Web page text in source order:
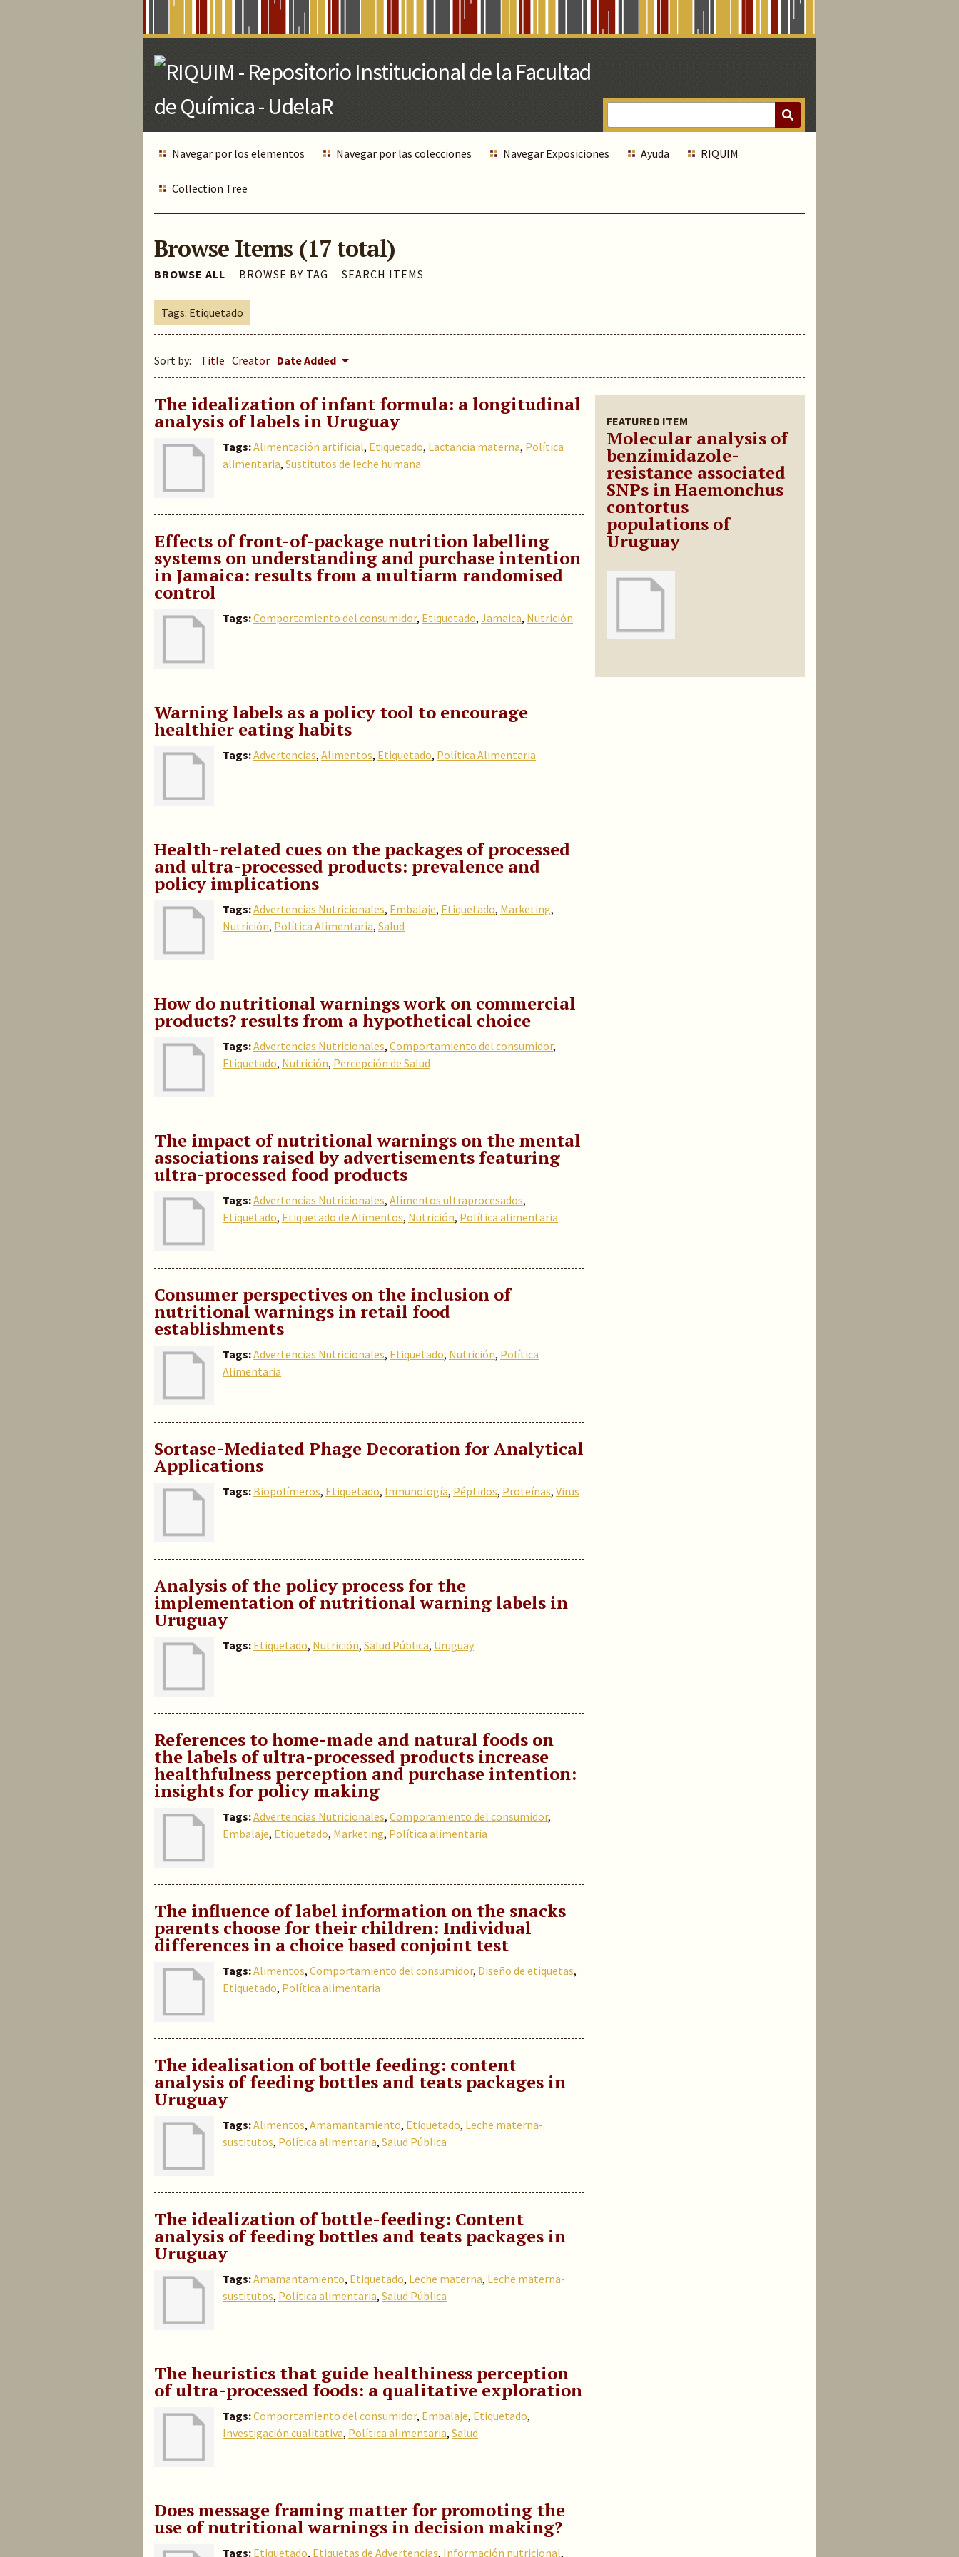
Navegar por los elementos Navegar por las colecciones Navegar Exposiciones Ayuda RIQUIM
Collection Tree
Browse Items (17 total)
BROWSE ALL BROWSE BY TAG SEARCH ITEMS
Tags: Etiquetado
Sort by: Title Creator Date Added
FEATURED ITEM
Molecular analysis of
benzimidazole-
resistance associated
SNPs in Haemonchus
contortus
populations of
Uruguay
The idealization of infant formula: a longitudinal
analysis of labels in Uruguay
Tags:Alimentación artificial, Etiquetado, Lactancia materna, Política
alimentaria, Sustitutos de leche humana
Effects of front-of-package nutrition labelling
systems on understanding and purchase intention
in Jamaica: results from a multiarm randomised
control
Tags:Comportamiento del consumidor, Etiquetado, Jamaica, Nutrición
Warning labels as a policy tool to encourage
healthier eating habits
Tags:Advertencias, Alimentos, Etiquetado, Política Alimentaria
Health-related cues on the packages of processed
and ultra-processed products: prevalence and
policy implications
Tags:Advertencias Nutricionales, Embalaje, Etiquetado, Marketing,
Nutrición, Política Alimentaria, Salud
How do nutritional warnings work on commercial
products? results from a hypothetical choice
Tags:Advertencias Nutricionales, Comportamiento del consumidor,
Etiquetado, Nutrición, Percepción de Salud
The impact of nutritional warnings on the mental
associations raised by advertisements featuring
ultra-processed food products
Tags:Advertencias Nutricionales, Alimentos ultraprocesados,
Etiquetado, Etiquetado de Alimentos, Nutrición, Política alimentaria
Consumer perspectives on the inclusion of
nutritional warnings in retail food
establishments
Tags:Advertencias Nutricionales, Etiquetado, Nutrición, Política
Alimentaria
Sortase-Mediated Phage Decoration for Analytical
Applications
Tags: Biopolímeros, Etiquetado, Inmunología, Péptidos, Proteínas, Virus
Analysis of the policy process for the
implementation of nutritional warning labels in
Uruguay
Tags: Etiquetado, Nutrición, Salud Pública, Uruguay
References to home-made and natural foods on
the labels of ultra-processed products increase
healthfulness perception and purchase intention:
insights for policy making
Tags:Advertencias Nutricionales, Comporamiento del consumidor,
Embalaje, Etiquetado, Marketing, Política alimentaria
The influence of label information on the snacks
parents choose for their children: Individual
differences in a choice based conjoint test
Tags:Alimentos, Comportamiento del consumidor, Diseño de etiquetas,
Etiquetado, Política alimentaria
The idealisation of bottle feeding: content
analysis of feeding bottles and teats packages in
Uruguay
Tags:Alimentos, Amamantamiento, Etiquetado, Leche materna-
sustitutos, Política alimentaria, Salud Pública
The idealization of bottle-feeding: Content
analysis of feeding bottles and teats packages in
Uruguay
Tags:Amamantamiento, Etiquetado, Leche materna, Leche materna-
sustitutos, Política alimentaria, Salud Pública
The heuristics that guide healthiness perception
of ultra-processed foods: a qualitative exploration
Tags:Comportamiento del consumidor, Embalaje, Etiquetado,
Investigación cualitativa, Política alimentaria, Salud
Does message framing matter for promoting the
use of nutritional warnings in decision making?
Tags: Etiquetado, Etiquetas de Advertencias, Información nutricional,